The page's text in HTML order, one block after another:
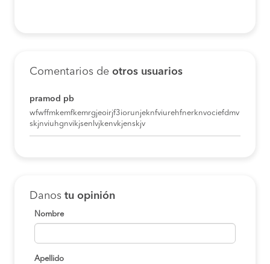
Comentarios de otros usuarios
pramod pb
wfwffmkemfkemrgjeoirjf3iorunjeknfviurehfnerknvociefdmv
skjnviuhgnvikjsenlvjkenvkjenskjv
Danos tu opinión
Nombre
Apellido